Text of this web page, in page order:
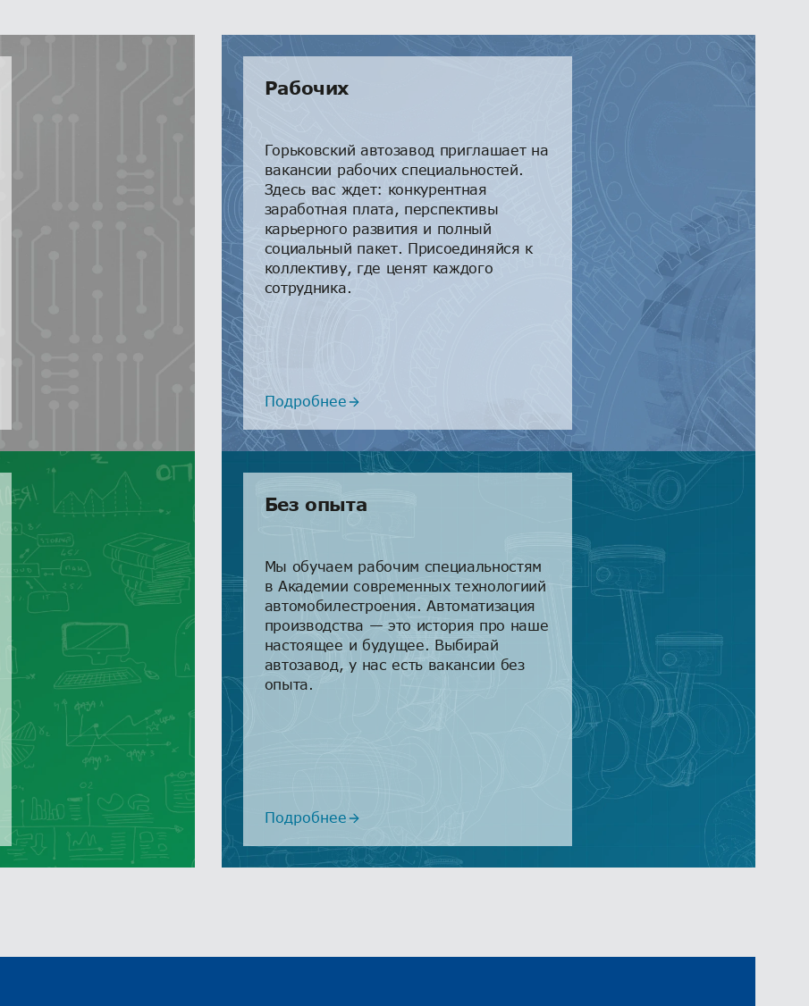
Рабочих
Горьковский автозавод приглашает на
вакансии рабочих специальностей.
Здесь вас ждет: конкурентная
заработная плата, перспективы
карьерного развития и полный
социальный пакет. Присоединяйся к
коллективу, где ценят каждого
сотрудника.
Подробнее
Без опыта
Мы обучаем рабочим специальностям
в Академии современных технологиий
автомобилестроения. Автоматизация
производства — это история про наше
настоящее и будущее. Выбирай
автозавод, у нас есть вакансии без
опыта.
Подробнее